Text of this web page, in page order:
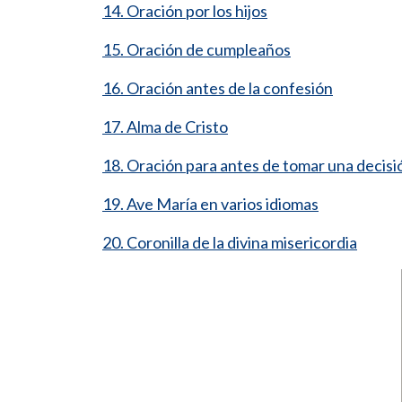
14. Oración por los hijos
15. Oración de cumpleaños
16. Oración antes de la confesión
17. Alma de Cristo
18. Oración para antes de tomar una
19. Ave María en varios idiomas
20. Coronilla de la divina misericordia